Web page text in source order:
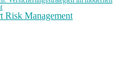
Risk Management